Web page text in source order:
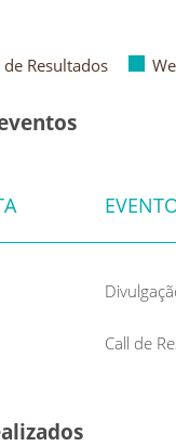
Resultados
Call de